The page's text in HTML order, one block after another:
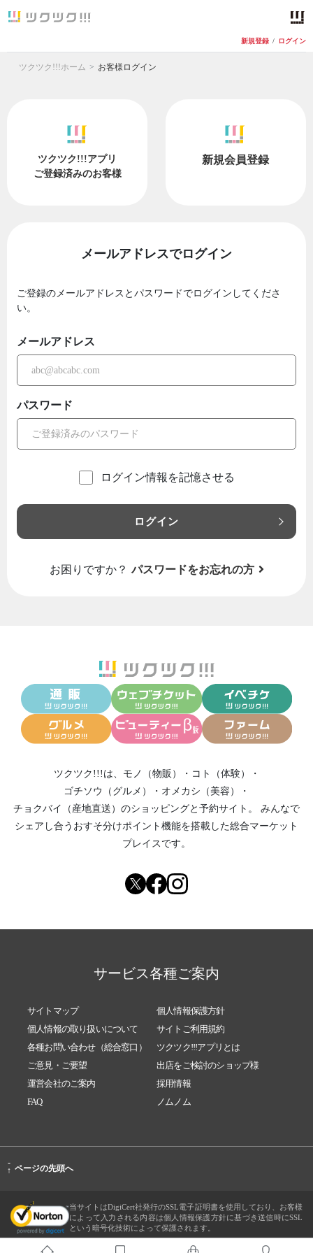
新規登録 / ログイン
ツクツク!!!ホーム お客様ログイン
ツクツク!!!アプリ
ご登録済みのお客様
新規会員登録
メールアドレスでログイン
ご登録のメールアドレスとパスワードでログインしてくださ
い。
メールアドレス
パスワード
ログイン情報を記憶させる
ログイン
お困りですか？ パスワードをお忘れの方
ツクツク!!!は、 モノ（物販） ・ コト（体験）
・
ゴチソウ（グルメ）
・ オメカシ（美容）
・
チョクバイ（産地直送） のショッピングと予約サイト。
みんなで
シェアし合う おすそ分けポイント機能を搭載した総合マーケット
プレイスです。
サービス各種ご案内
サイトマップ
個人情報保護方針
個人情報の取り扱いについて
サイトご利用規約
各種お問い合わせ（総合窓口）
ツクツク!!!アプリとは
ご意見・ご要望
出店をご検討のショップ様
運営会社のご案内
採用情報
FAQ
ノムノム
-
↑ ページの先頭へ
当サイトはDigiCert社発行のSSL電子証明書を使用しており、お客様
によって入力される内容は個人情報保護方針に基づき送信時にSSL
という暗号化技術によって保護されます。